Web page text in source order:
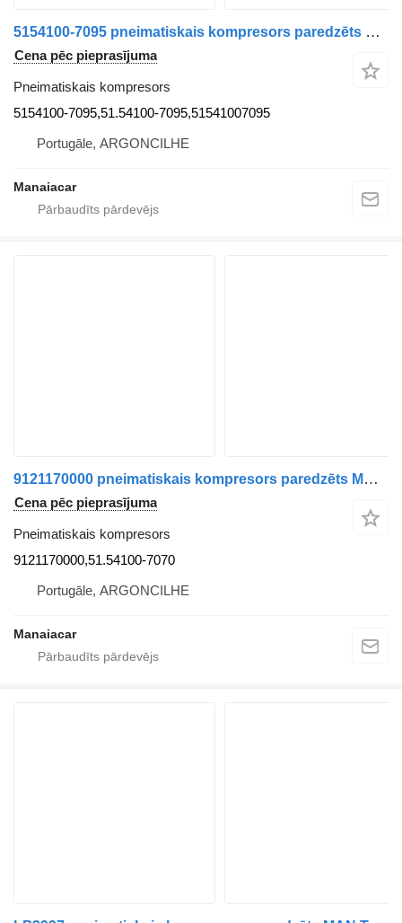
5154100-7095 pneimatiskais kompresors paredzēts MAN TGA | 00 kravas automašīnas
Cena pēc pieprasījuma
Pneimatiskais kompresors
5154100-7095,51.54100-7095,51541007095
Portugāle, ARGONCILHE
Manaiacar
9121170000 pneimatiskais kompresors paredzēts MAN TGA | 00 kravas automašīnas
Cena pēc pieprasījuma
Pneimatiskais kompresors
9121170000,51.54100-7070
Portugāle, ARGONCILHE
Manaiacar